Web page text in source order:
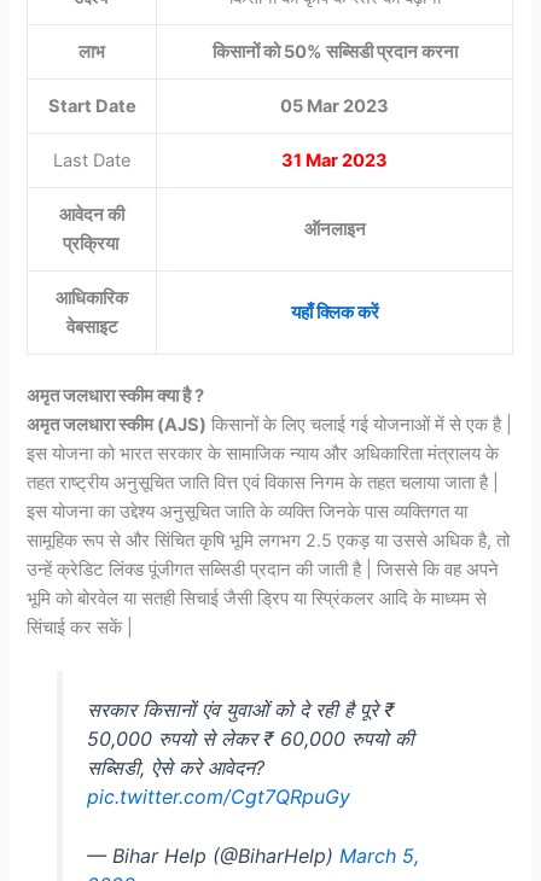
लाभ किसानों को 50% सब्सिडी प्रदान करना
Start Date 05 Mar 2023
Last Date 31 Mar 2023
आवेदन की
प्रक्रिया
ऑनलाइन
आधिकारिक
वेबसाइट
यहाँ क्लिक करें
अमृत जलधारा स्कीम क्या है ?
अमृत जलधारा स्कीम (AJS) किसानों के लिए चलाई गई योजनाओं में से एक है |
इस योजना को भारत सरकार के सामाजिक न्याय और अधिकारिता मंत्रालय के
तहत राष्ट्रीय अनुसूचित जाति वित्त एवं विकास निगम के तहत चलाया जाता है |
इस योजना का उद्देश्य अनुसूचित जाति के व्यक्ति जिनके पास व्यक्तिगत या
सामूहिक रूप से और सिंचित कृषि भूमि लगभग 2.5 एकड़ या उससे अधिक है, तो
उन्हें क्रेडिट लिंक्ड पूंजीगत सब्सिडी प्रदान की जाती है | जिससे कि वह अपने
भूमि को बोरवेल या सतही सिचाई जैसी ड्रिप या स्प्रिंकलर आदि के माध्यम से
सिंचाई कर सकें |
सरकार किसानों एंव युवाओं को दे रही है पूरे ₹
50,000 रुपयो से लेकर ₹ 60,000 रुपयो की
सब्सिडी, ऐसे करे आवेदन?
pic.twitter.com/Cgt7QRpuGy
— Bihar Help (@BiharHelp) March 5,